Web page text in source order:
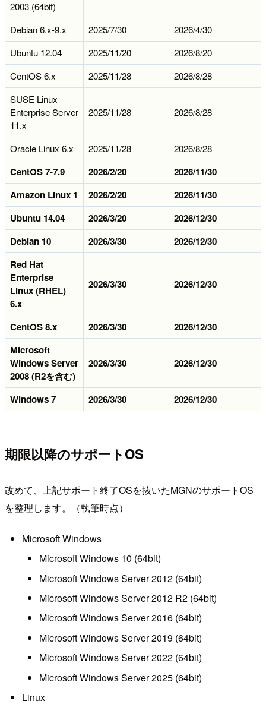
2003 (64bit)
Debian 6.x-9.x
2025/7/30
2026/4/30
Ubuntu 12.04
2025/11/20
2026/8/20
CentOS 6.x
2025/11/28
2026/8/28
SUSE Linux
Enterprise Server
11.x
2025/11/28 2026/8/28
Oracle Linux 6.x 2025/11/28 2026/8/28
CentOS 7-7.9 2026/2/20
2026/11/30
Amazon Linux 1
2026/2/20
2026/11/30
Ubuntu 14.04
2026/3/20
2026/12/30
Debian 10
2026/3/30
2026/12/30
Red Hat
Enterprise
Linux (RHEL)
6.x
2026/3/30 2026/12/30
CentOS 8.x 2026/3/30
2026/12/30
Microsoft
Windows Server
2008 (R2を含む)
2026/3/30 2026/12/30
Windows 7 2026/3/30 2026/12/30
期限以降のサポートOS
改めて、上記サポート終了OSを抜いたMGNのサポートOS
を整理します。（執筆時点）
Microsoft Windows
Microsoft Windows 10 (64bit)
Microsoft Windows Server 2012 (64bit)
Microsoft Windows Server 2012 R2 (64bit)
Microsoft Windows Server 2016 (64bit)
Microsoft Windows Server 2019 (64bit)
Microsoft Windows Server 2022 (64bit)
Microsoft Windows Server 2025 (64bit)
Linux